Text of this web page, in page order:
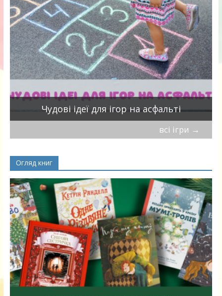
Чудові ідеї для ігор на асфальті
всі ігри →
Огляд книг